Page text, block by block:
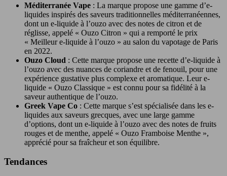
Méditerranée Vape : La marque propose une gamme d’e-
liquides inspirés des saveurs traditionnelles méditerranéennes,
dont un e-liquide à l’ouzo avec des notes de citron et de
réglisse, appelé « Ouzo Citron » qui a remporté le prix
« Meilleur e-liquide à l’ouzo » au salon du vapotage de Paris
en 2022.
Ouzo Cloud : Cette marque propose une recette d’e-liquide à
l’ouzo avec des nuances de coriandre et de fenouil, pour une
expérience gustative plus complexe et aromatique. Leur e-
liquide « Ouzo Classique » est connu pour sa fidélité à la
saveur authentique de l’ouzo.
Greek Vape Co : Cette marque s’est spécialisée dans les e-
liquides aux saveurs grecques, avec une large gamme
d’options, dont un e-liquide à l’ouzo avec des notes de fruits
rouges et de menthe, appelé « Ouzo Framboise Menthe »,
apprécié pour sa fraîcheur et son équilibre.
Tendances